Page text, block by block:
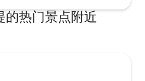
的热门景点附近